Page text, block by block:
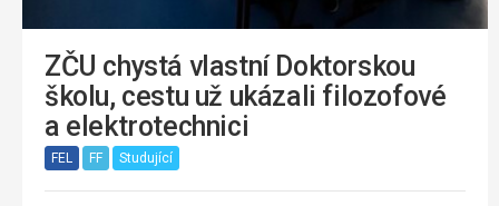
ZČU chystá vlastní Doktorskou
školu, cestu už ukázali filozofové
a elektrotechnici
FEL FF Studující